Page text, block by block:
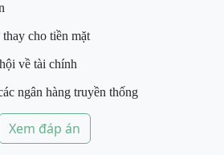
cho tiền mặt
về tài chính
ngân hàng truyền thống
Xem đáp án